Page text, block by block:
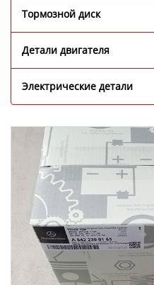
Тормозной диск
Детали двигателя
Электрические детали